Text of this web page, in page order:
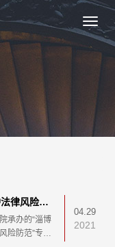
德衡律师受淄博市文旅局邀请开展版权保护法律风险防范专题讲座
承办的“淄博
险防范”专题
04.29
2021